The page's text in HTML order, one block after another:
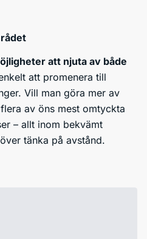
att njuta av både
att promenera till
Vill man göra mer av
av öns mest omtyckta
– allt inom bekvämt
tänka på avstånd.